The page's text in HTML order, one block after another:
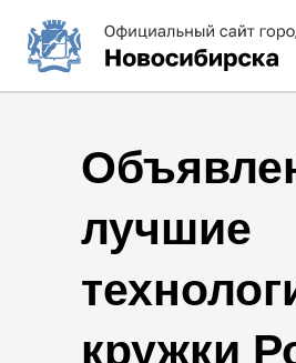
лучшие
кружки